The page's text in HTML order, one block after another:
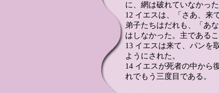
に、網は破れていなかっ
12 イエスは、「さあ、来
弟子たちはだれも、「あ
はしなかった。主である
13 イエスは来て、パンを
ようにされた。
14 イエスが死者の中から
れでもう三度目である。